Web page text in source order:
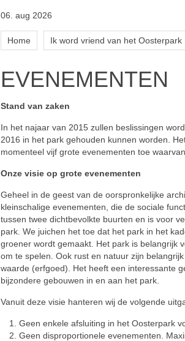
06. aug 2026
Home Ik word vriend van het Oosterpark
EVENEMENTEN
Stand van zaken
In het najaar van 2015 zullen beslissingen
2016 in het park gehouden kunnen worden.
momenteel vijf grote evenementen toe
Onze visie op grote evenementen
Geheel in de geest van de oorspronkelijke
kleinschalige evenementen, die de sociale
tussen twee dichtbevolkte buurten en is voor
park. We juichen het toe dat het park in het
groener wordt gemaakt. Het park is belangrijk
om te spelen. Ook rust en natuur zijn
waarde (erfgoed). Het heeft een interessante
bijzondere gebouwen in en aan het park.
Vanuit deze visie hanteren wij de volgende
Geen enkele afsluiting in het Oosterpark
Geen disproportionele evenementen.